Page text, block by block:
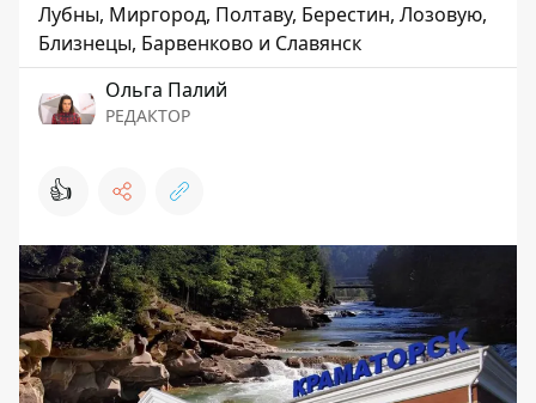
Лубны, Миргород, Полтаву, Берестин, Лозовую,
Близнецы, Барвенково и Славянск
Ольга Палий
РЕДАКТОР
👍